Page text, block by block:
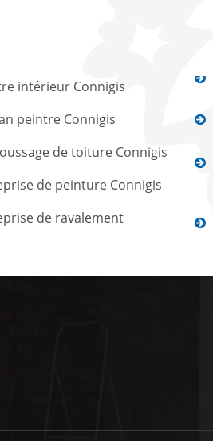
intérieur Connigis
peintre Connigis
de toiture Connigis
de peinture Connigis
de ravalement